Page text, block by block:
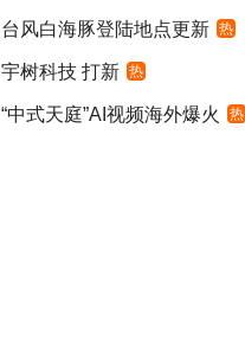
台风白海豚登陆地点更新 热
宇树科技 打新 热
“中式天庭”AI视频海外爆火 热